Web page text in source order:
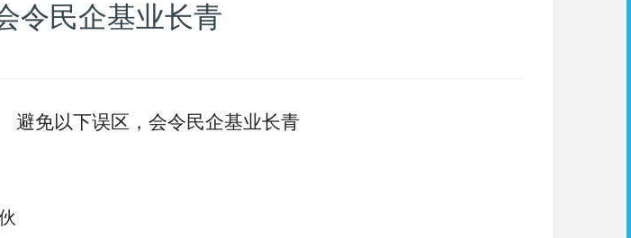
令民企基业长青
避免以下误区，会令民企基业长青